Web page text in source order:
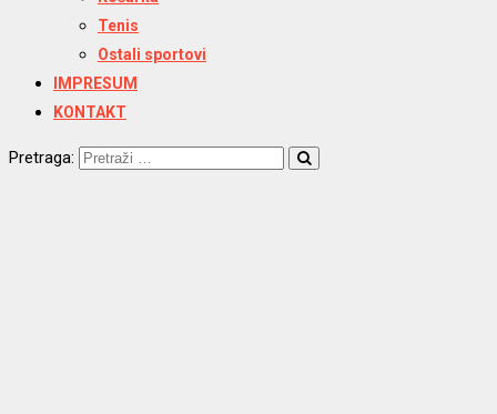
Tenis
Ostali sportovi
IMPRESUM
KONTAKT
Pretraga: